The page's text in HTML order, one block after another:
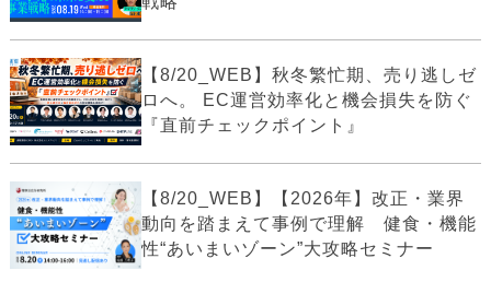
【8/20_WEB】秋冬繁忙期、売り逃しゼ
ロへ。 EC運営効率化と機会損失を防ぐ
『直前チェックポイント』
【8/20_WEB】【2026年】改正・業界
動向を踏まえて事例で理解 健食・機能
性“あいまいゾーン”大攻略セミナー